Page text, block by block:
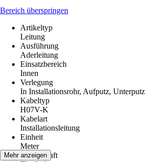
Bereich überspringen
Artikeltyp
Leitung
Ausführung
Aderleitung
Einsatzbereich
Innen
Verlegung
In Installationsrohr, Aufputz, Unterputz
Kabeltyp
H07V-K
Kabelart
Installationsleitung
Einheit
Meter
Eigenschaft
Mehr anzeigen